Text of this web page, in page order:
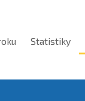
Statistiky